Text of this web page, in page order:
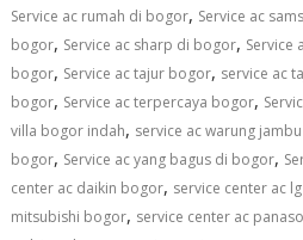
Service ac rumah di bogor, Service ac
bogor, Service ac sharp di bogor, Service
bogor, Service ac tajur bogor, service ac
bogor, Service ac terpercaya bogor,
villa bogor indah, service ac warung
bogor, Service ac yang bagus di bogor,
center ac daikin bogor, service center ac
mitsubishi bogor, service center ac